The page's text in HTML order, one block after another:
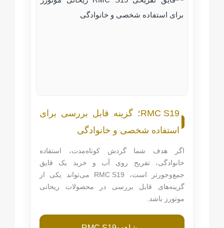
RMC S19؛ گزینه قابل بررسی برای
استفاده شخصی و خانوادگی
اگر هدف شما گردش کوتاه‌مدت، استفاده
خانوادگی، تفریح روی آب و خرید یک قایق
جمع‌وجورتر است، RMC S19 می‌تواند یکی از
گزینه‌های قابل بررسی در محصولات ریحانی
موتورز باشد.